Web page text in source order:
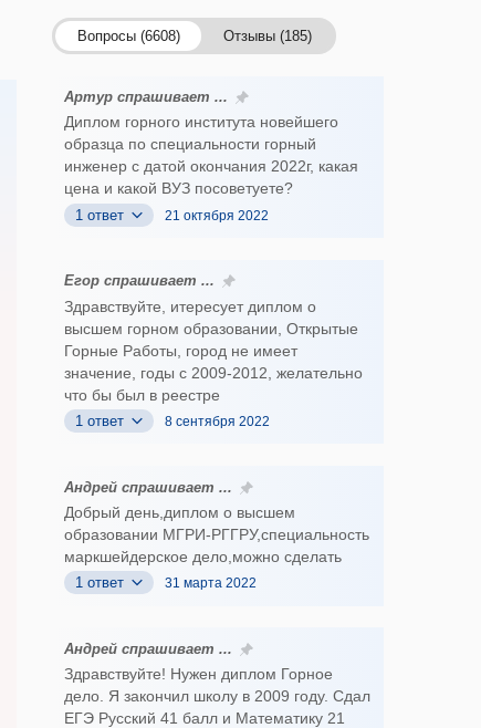
Вопросы (6608) Отзывы (185)
Артур спрашивает ...
Диплом горного института новейшего
образца по специальности горный
инженер с датой окончания 2022г, какая
цена и какой ВУЗ посоветуете?
1 ответ 21 октября 2022
Егор спрашивает ...
Здравствуйте, итересует диплом о
высшем горном образовании, Открытые
Горные Работы, город не имеет
значение, годы с 2009-2012, желательно
что бы был в реестре
1 ответ 8 сентября 2022
Андрей спрашивает ...
Добрый день,диплом о высшем
образовании МГРИ-РГГРУ,специальность
маркшейдерское дело,можно сделать
1 ответ 31 марта 2022
Андрей спрашивает ...
Здравствуйте! Нужен диплом Горное
дело. Я закончил школу в 2009 году. Сдал
ЕГЭ Русский 41 балл и Математику 21